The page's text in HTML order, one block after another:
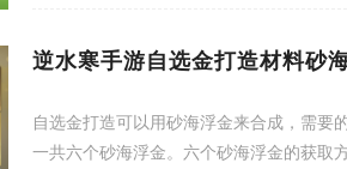
逆水寒手游自选金打造材料砂
自选金打造可以用砂海浮金来合成，需要
一共六个砂海浮金。六个砂海浮金的获取